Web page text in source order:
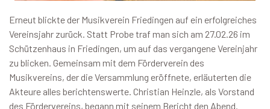
Erneut blickte der Musikverein Friedingen auf ein erfolgreiches
Vereinsjahr zurück. Statt Probe traf man sich am 27.02.26 im
Schützenhaus in Friedingen, um auf das vergangene Vereinjahr
zu blicken. Gemeinsam mit dem Förderverein des
Musikvereins, der die Versammlung eröffnete, erläuterten die
Akteure alles berichtenswerte. Christian Heinzle, als Vorstand
des Fördervereins, begann mit seinem Bericht den Abend.